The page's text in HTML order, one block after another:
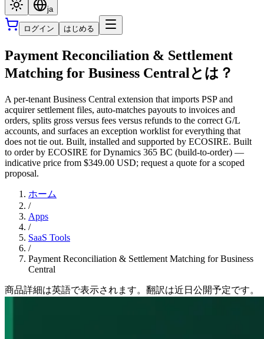
ja
ログイン はじめる
Payment Reconciliation & Settlement
Matching for Business Centralとは？
A per-tenant Business Central extension that imports PSP and
acquirer settlement files, auto-matches payouts to invoices and
orders, splits gross versus fees versus refunds to the correct G/L
accounts, and surfaces an exception worklist for everything that
does not tie out. Built, installed and supported by ECOSIRE. Built
to order by ECOSIRE for Dynamics 365 BC (build-to-order) —
indicative price from $349.00 USD; request a quote for a scoped
proposal.
ホーム
/
Apps
/
SaaS Tools
/
Payment Reconciliation & Settlement Matching for Business
Central
商品詳細は英語で表示されます。翻訳は近日公開予定です。